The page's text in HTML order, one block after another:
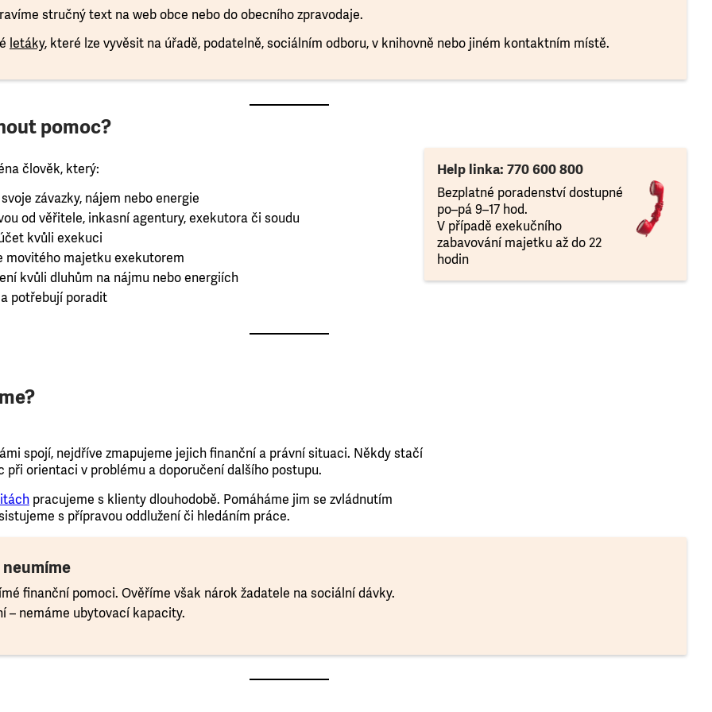
stručný text na web obce nebo do obecního zpravodaje.
letáky, které lze vyvěsit na úřadě, podatelně, sociálním odboru, v knihovně nebo jiném kontaktním místě.
pomoc?
člověk, který:
závazky, nájem nebo energie
od věřitele, inkasní agentury, exekutora či soudu
kvůli exekuci
movitého majetku exekutorem
kvůli dluhům na nájmu nebo energiích
potřebují poradit
Help linka: 770 600 800
Bezplatné poradenství dostupné
po–pá 9–17 hod.
V případě exekučního
zabavování majetku až do 22
hodin
spojí, nejdříve zmapujeme jejich finanční a právní situaci. Někdy stačí
při orientaci v problému a doporučení dalšího postupu.
pracujeme s klienty dlouhodobě. Pomáháme jim se zvládnutím
s přípravou oddlužení či hledáním práce.
finanční pomoci. Ověříme však nárok žadatele na sociální dávky.
– nemáme ubytovací kapacity.